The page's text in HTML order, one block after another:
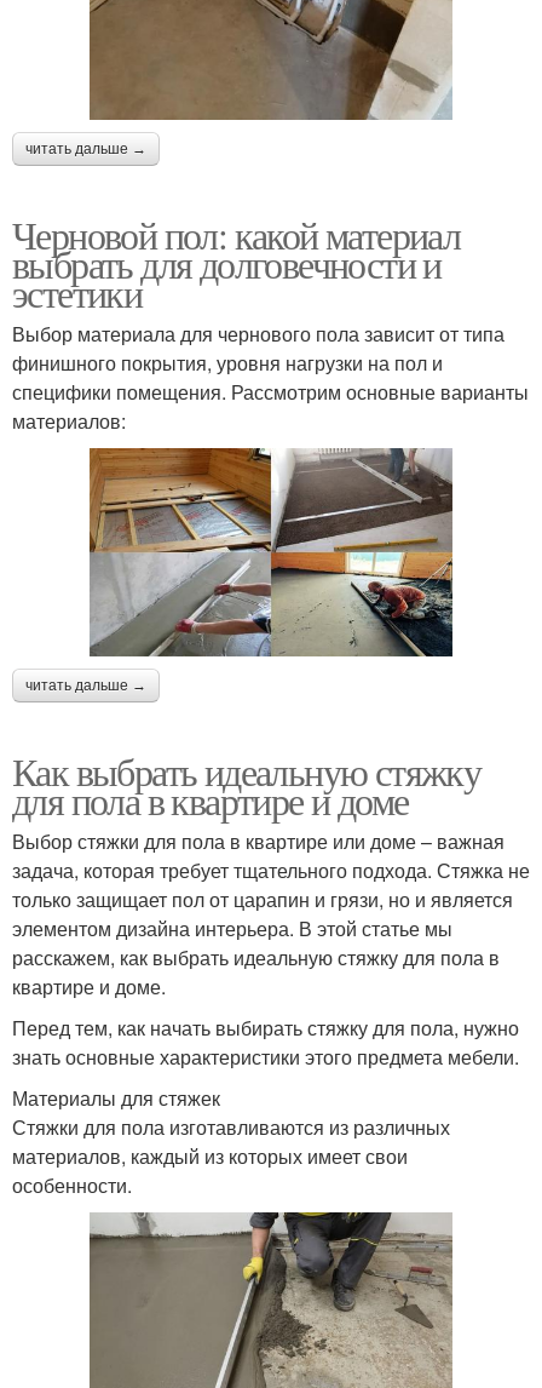
читать дальше →
Черновой пол: какой материал
выбрать для долговечности и
эстетики
Выбор материала для чернового пола зависит от типа
финишного покрытия, уровня нагрузки на пол и
специфики помещения. Рассмотрим основные варианты
материалов:
читать дальше →
Как выбрать идеальную стяжку
для пола в квартире и доме
Выбор стяжки для пола в квартире или доме – важная
задача, которая требует тщательного подхода. Стяжка не
только защищает пол от царапин и грязи, но и является
элементом дизайна интерьера. В этой статье мы
расскажем, как выбрать идеальную стяжку для пола в
квартире и доме.
Перед тем, как начать выбирать стяжку для пола, нужно
знать основные характеристики этого предмета мебели.
Материалы для стяжек
Стяжки для пола изготавливаются из различных
материалов, каждый из которых имеет свои
особенности.